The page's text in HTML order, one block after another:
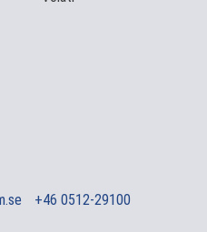
+46 0512-29100